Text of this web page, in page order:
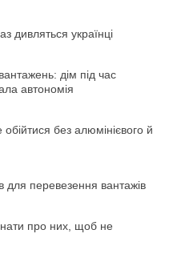
дивляться українці
дім під час
автономія
без алюмінієвого й
для перевезення вантажів
про них, щоб не